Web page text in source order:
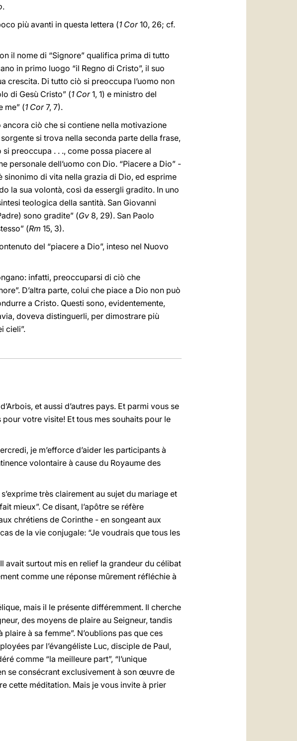
.
più avanti in questa lettera (1 Cor10, 26; cf.
il nome di “Signore” qualifica prima di tutto
in primo luogo “il Regno di Cristo”, il suo
crescita. Di tutto ciò si preoccupa l’uomo non
di Gesù Cristo” (1 Cor1, 1) e ministro del
me” (1 Cor7, 7).
ciò che si contiene nella motivazione
si trova nella seconda parte della frase,
si preoccupa . . ., come possa piacere al
personale dell’uomo con Dio. “Piacere a Dio” -
sinonimo di vita nella grazia di Dio, ed esprime
la sua volontà, così da essergli gradito. In uno
teologica della santità. San Giovanni
sono gradite” (Gv 8, 29). San Paolo
(Rm 15, 3).
del “piacere a Dio”, inteso nel Nuovo
infatti, preoccuparsi di ciò che
D’altra parte, colui che piace a Dio non può
a Cristo. Questi sono, evidentemente,
doveva distinguerli, per dimostrare più
cieli”.
et aussi d’autres pays. Et parmi vous se
votre visite! Et tous mes souhaits pour le
je m’efforce d’aider les participants à
volontaire à cause du Royaume des
très clairement au sujet du mariage et
mieux”. Ce disant, l’apôtre se réfère
chrétiens de Corinthe - en songeant aux
de la vie conjugale: “Je voudrais que tous les
avait surtout mis en relief la grandeur du célibat
comme une réponse mûrement réfléchie à
mais il le présente différemment. Il cherche
des moyens de plaire au Seigneur, tandis
à sa femme”. N’oublions pas que ces
par l’évangéliste Luc, disciple de Paul,
comme “la meilleure part”, “l’unique
se consécrant exclusivement à son œuvre de
cette méditation. Mais je vous invite à prier